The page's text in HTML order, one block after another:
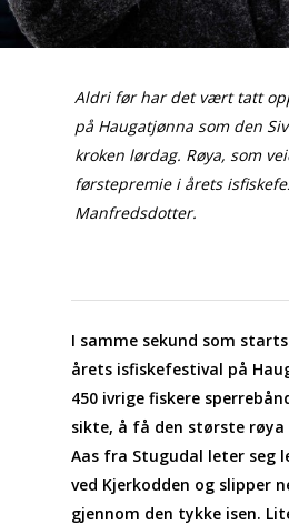
Aldri før har det vært tatt
på Haugatjønna som den
kroken lørdag. Røya, som
førstepremie i årets
Manfredsdotter.
I samme sekund som
årets isfiskefestival på
450 ivrige fiskere
sikte, å få den største røya
Aas fra Stugudal leter seg
ved Kjerkodden og slipper
gjennom den tykke isen.